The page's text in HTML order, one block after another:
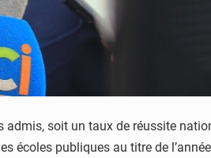
soit un taux de réussite
écoles publiques au titre de